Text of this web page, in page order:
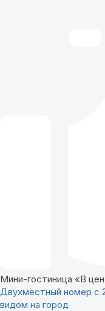
Мини-гостиница «В
Двухместный номер с
видом на город